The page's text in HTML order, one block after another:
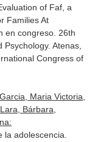
of Faf, a
Families At
en congreso. 26th
Atenas,
Congress of
Maria Victoria,
Bárbara,
la adolescencia.